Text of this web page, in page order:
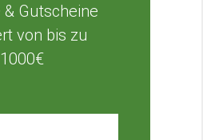
& Gutscheine
von bis zu
1000€